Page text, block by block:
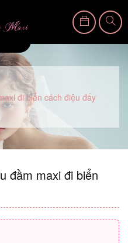
đi biển cách điệu đấy
đầm maxi đi biển